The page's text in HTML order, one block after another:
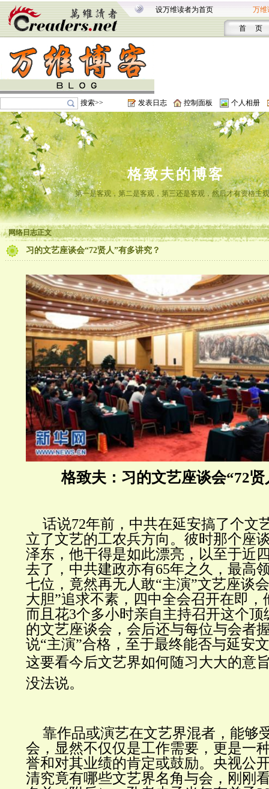
设万维读者为首页 万维
首 页
搜索>> 发表日志 控制面板 个人相册
格致夫的博客
第一是客观，第二是客观，第三还是客观，然后才有资格主
网络日志正文
习的文艺座谈会“72贤人”有多讲究？
格致夫：习的文艺座谈会“72
话说72年前，中共在延安搞了个文
立了文艺的工农兵方向。彼时那个座
泽东，他干得是如此漂亮，以至于近
去了，中共建政亦有65年之久，最高
七位，竟然再无人敢“主演”文艺座谈
大胆”追求不素，四中全会召开在即
而且花3个多小时亲自主持召开这个
的文艺座谈会，会后还与每位与会者
说“主演”合格，至于最终能否与延安
这要看今后文艺界如何随习大大的意
没法说。
靠作品或演艺在文艺界混者，能够
会，显然不仅仅是工作需要，更是一
誉和对其业绩的肯定或鼓励。央视公
清究竟有哪些文艺界名角与会，刚刚